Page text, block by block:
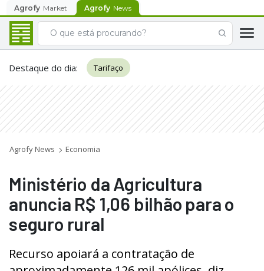
Agrofy Market Agrofy News
Destaque do dia: Tarifaço
Agrofy News Economia
Ministério da Agricultura
anuncia R$ 1,06 bilhão para o
seguro rural
Recurso apoiará a contratação de